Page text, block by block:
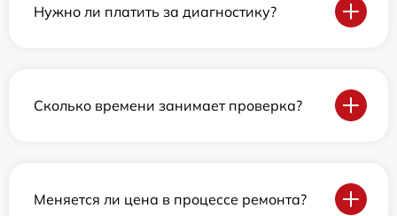
Нужно ли платить за диагностику?
Сколько времени занимает проверка?
Меняется ли цена в процессе ремонта?